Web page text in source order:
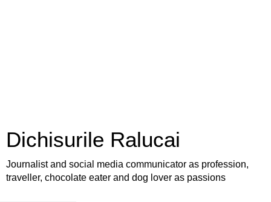
Dichisurile Ralucai
Journalist and social media communicator as profession,
traveller, chocolate eater and dog lover as passions